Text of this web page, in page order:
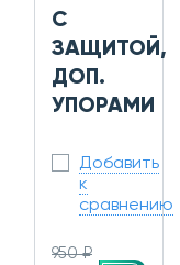
С
ЗАЩИТОЙ,
ДОП.
УПОРАМИ
Добавить
к
сравнению
950 ₽